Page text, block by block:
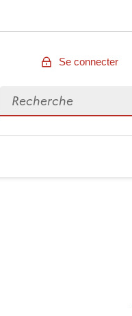
Se connecter
Rechercher des données